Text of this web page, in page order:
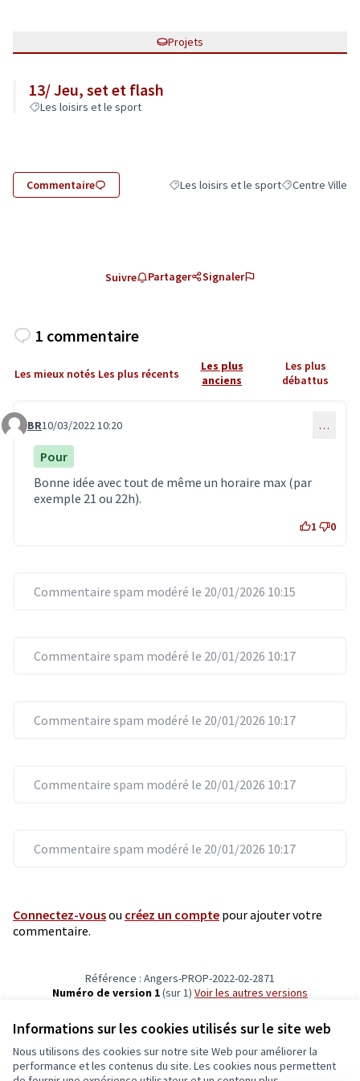
Informations sur les cookies utilisés sur le site web
Nous utilisons des cookies sur notre site Web pour améliorer la
performance et les contenus du site. Les cookies nous permettent
Projets
13/ Jeu, set et flash
Les loisirs et le sport
Commentaire Filtrer les résultats de la catégorie :
Les loisirs et le sportFiltrer les
Centre Ville
Suivre Partager Signaler
1 commentaire
Les mieux notés Les plus récents
Les plus
anciens
Les plus
débattus
Commentaire 3574
BR10/03/2022 10:20 …
Pour
Bonne idée avec tout de même un horaire max (par
exemple 21 ou 22h).
1 0
Commentaire spam modéré le 20/01/2026 10:15
Commentaire spam modéré le 20/01/2026 10:17
Commentaire spam modéré le 20/01/2026 10:17
Commentaire spam modéré le 20/01/2026 10:17
Commentaire spam modéré le 20/01/2026 10:17
Connectez-vousou créez un compte pour ajouter votre
commentaire.
Référence : Angers-PROP-2022-02-2871
Numéro de version 1(sur 1)
voir les autres versions
Conditions d'utilisation
Paramètres des cookies